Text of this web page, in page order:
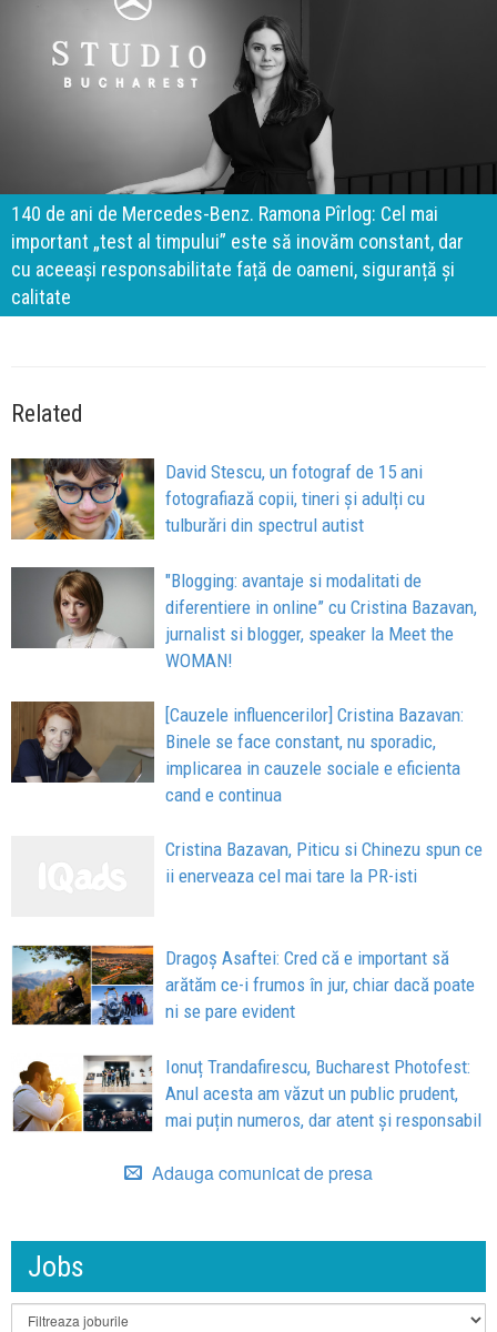
140 de ani de Mercedes-Benz. Ramona Pîrlog: Cel mai
important „test al timpului” este să inovăm constant, dar
cu aceeași responsabilitate față de oameni, siguranță și
calitate
Related
David Stescu, un fotograf de 15 ani
fotografiază copii, tineri și adulți cu
tulburări din spectrul autist
"Blogging: avantaje si modalitati de
diferentiere in online” cu Cristina Bazavan,
jurnalist si blogger, speaker la Meet the
WOMAN!
[Cauzele influencerilor] Cristina Bazavan:
Binele se face constant, nu sporadic,
implicarea in cauzele sociale e eficienta
cand e continua
Cristina Bazavan, Piticu si Chinezu spun ce
ii enerveaza cel mai tare la PR-isti
Dragoș Asaftei: Cred că e important să
arătăm ce-i frumos în jur, chiar dacă poate
ni se pare evident
Ionuț Trandafirescu, Bucharest Photofest:
Anul acesta am văzut un public prudent,
mai puțin numeros, dar atent și responsabil
Adauga comunicat de presa
Jobs